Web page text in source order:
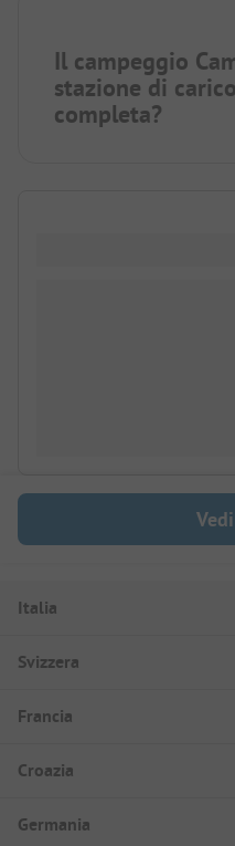
Il campeggio
stazione di
completa?
Italia
Svizzera
Francia
Croazia
Germania